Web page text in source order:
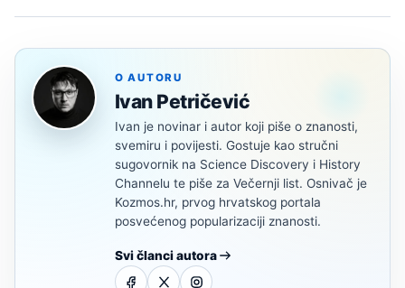
O AUTORU
Ivan Petričević
Ivan je novinar i autor koji piše o znanosti,
svemiru i povijesti. Gostuje kao stručni
sugovornik na Science Discovery i History
Channelu te piše za Večernji list. Osnivač je
Kozmos.hr, prvog hrvatskog portala
posvećenog popularizaciji znanosti.
Svi članci autora